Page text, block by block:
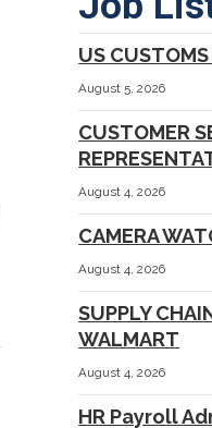
US
August 5, 2026
CUSTOMER
August 4, 2026
CAMERA
August 4, 2026
SUPPLY
WALMART
August 4, 2026
HR Payroll